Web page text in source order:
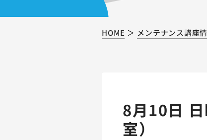
HOME メンテナンス講座
8月10日
室）